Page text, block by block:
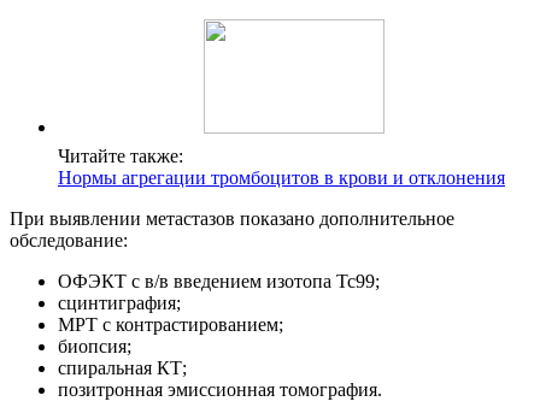
Читайте также:
Нормы агрегации тромбоцитов в крови и отклонения
При выявлении метастазов показано дополнительное
обследование:
ОФЭКТ с в/в введением изотопа Тс99;
сцинтиграфия;
МРТ с контрастированием;
биопсия;
спиральная КТ;
позитронная эмиссионная томография.